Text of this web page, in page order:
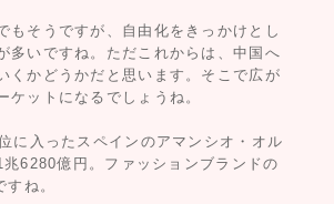
もそうですが、自由化をきっかけとし
多いですね。ただこれからは、中国へ
くかどうかだと思います。そこで広が
ケットになるでしょうね。
に入ったスペインのアマンシオ・オル
6280億円。ファッションブランドの
ね。